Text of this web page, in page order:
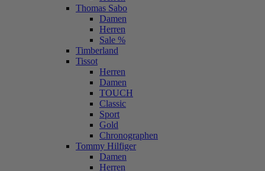
Thomas Sabo
Damen
Herren
Sale %
Timberland
Tissot
Herren
Damen
TOUCH
Classic
Sport
Gold
Chronographen
Tommy Hilfiger
Damen
Herren